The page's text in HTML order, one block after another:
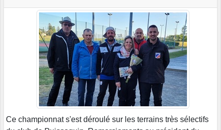
Ce championnat s'est déroulé sur les terrains très sélectifs